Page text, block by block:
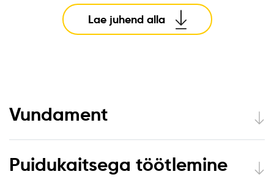
Lae juhend alla
Vundament
Puidukaitsega töötlemine